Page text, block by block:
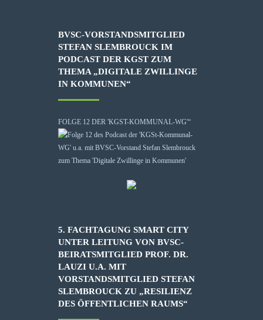
BVSC-VORSTANDSMITGLIED
STEFAN SLEMBROUCK IM
PODCAST DER KGST ZUM
THEMA „DIGITALE ZWILLINGE
IN KOMMUNEN“
FOLGE 12 DER 'KGST-KOMMUNAL-WG'“
5. FACHTAGUNG SMART CITY
UNTER LEITUNG VON BVSC-
BEIRATSMITGLIED PROF. DR.
LAUZI U.A. MIT
VORSTANDSMITGLIED STEFAN
SLEMBROUCK ZU „RESILIENZ
DES ÖFFENTLICHEN RAUMS“